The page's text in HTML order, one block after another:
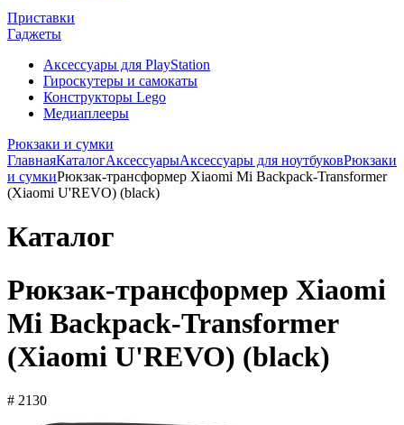
Приставки
Гаджеты
Аксессуары для PlayStation
Гироскутеры и самокаты
Конструкторы Lego
Медиаплееры
Рюкзаки и сумки
ГлавнаяКаталогАксессуарыАксессуары для ноутбуковРюкзаки
и сумкиРюкзак-трансформер Xiaomi Mi Backpack-Transformer
(Xiaomi U'REVO) (black)
Каталог
Рюкзак-трансформер Xiaomi
Mi Backpack-Transformer
(Xiaomi U'REVO) (black)
# 2130